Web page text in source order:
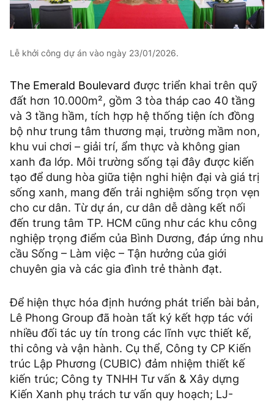
Lễ khởi công dự án vào ngày 23/01/2026.
The Emerald Boulevard được triển khai trên quỹ
đất hơn 10.000m², gồm 3 tòa tháp cao 40 tầng
và 3 tầng hầm, tích hợp hệ thống tiện ích đồng
bộ như trung tâm thương mại, trường mầm non,
khu vui chơi – giải trí, ẩm thực và không gian
xanh đa lớp. Môi trường sống tại đây được kiến
tạo để dung hòa giữa tiện nghi hiện đại và giá trị
sống xanh, mang đến trải nghiệm sống trọn vẹn
cho cư dân. Từ dự án, cư dân dễ dàng kết nối
đến trung tâm TP. HCM cũng như các khu công
nghiệp trọng điểm của Bình Dương, đáp ứng nhu
cầu Sống – Làm việc – Tận hưởng của giới
chuyên gia và các gia đình trẻ thành đạt.
Để hiện thực hóa định hướng phát triển bài bản,
Lê Phong Group đã hoàn tất ký kết hợp tác với
nhiều đối tác uy tín trong các lĩnh vực thiết kế,
thi công và vận hành. Cụ thể, Công ty CP Kiến
trúc Lập Phương (CUBIC) đảm nhiệm thiết kế
kiến trúc; Công ty TNHH Tư vấn & Xây dựng
Kiến Xanh phụ trách tư vấn quy hoạch; LJ-